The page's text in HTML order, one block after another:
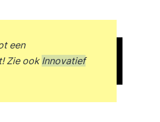
een
Zie ook Innovatief